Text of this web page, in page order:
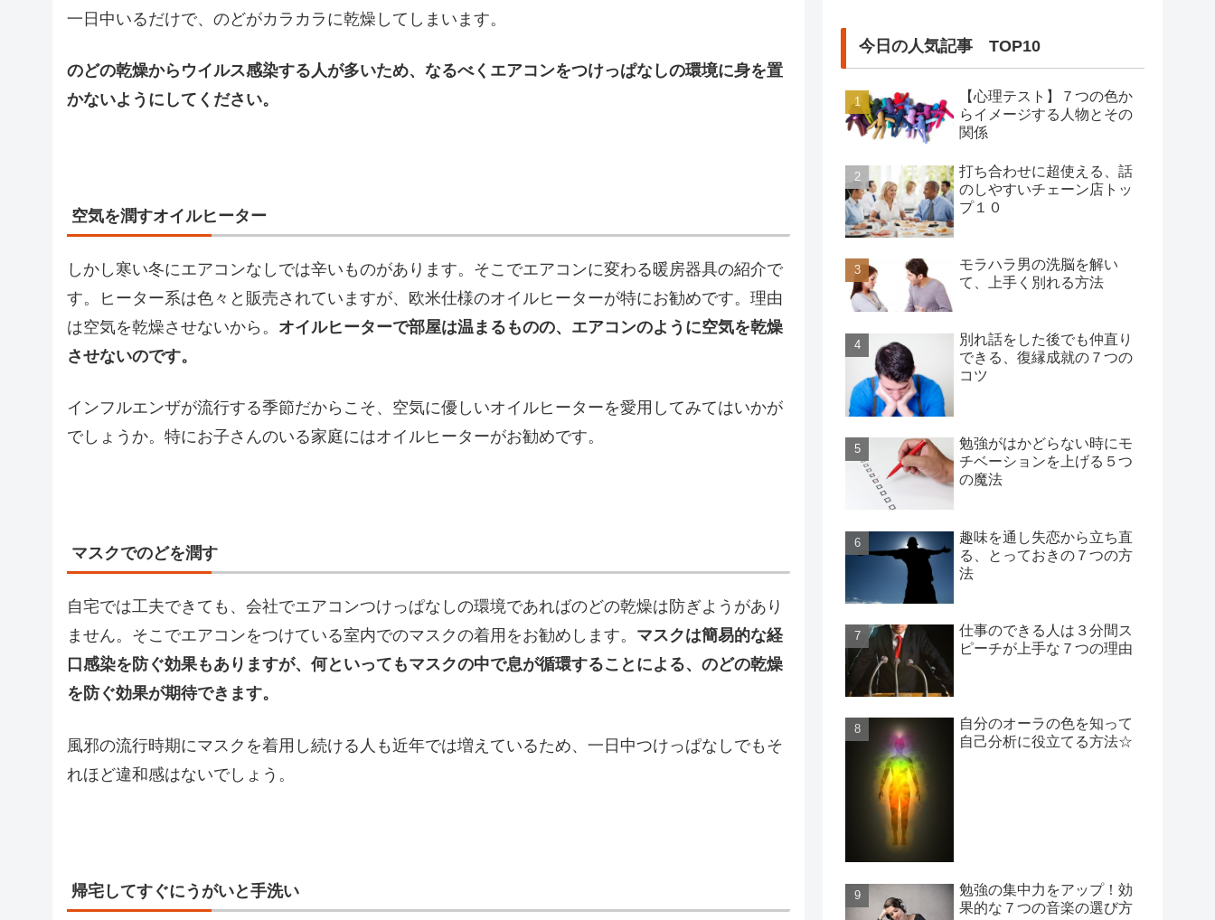
一日中いるだけで、のどがカラカラに乾燥してしまいます。
のどの乾燥からウイルス感染する人が多いため、なるべくエアコンをつけっぱなしの環境に身を置
かないようにしてください。
空気を潤すオイルヒーター
しかし寒い冬にエアコンなしでは辛いものがあります。そこでエアコンに変わる暖房器具の紹介で
す。ヒーター系は色々と販売されていますが、欧米仕様のオイルヒーターが特にお勧めです。理由
は空気を乾燥させないから。 オイルヒーターで部屋は温まるものの、エアコンのように空気を乾燥
させないのです。
インフルエンザが流行する季節だからこそ、空気に優しいオイルヒーターを愛用してみてはいかが
でしょうか。特にお子さんのいる家庭にはオイルヒーターがお勧めです。
マスクでのどを潤す
自宅では工夫できても、会社でエアコンつけっぱなしの環境であればのどの乾燥は防ぎようがあり
ません。そこでエアコンをつけている室内でのマスクの着用をお勧めします。 マスクは簡易的な経
口感染を防ぐ効果もありますが、何といってもマスクの中で息が循環することによる、のどの乾燥
を防ぐ効果が期待できます。
風邪の流行時期にマスクを着用し続ける人も近年では増えているため、一日中つけっぱなしでもそ
れほど違和感はないでしょう。
帰宅してすぐにうがいと手洗い
今日の人気記事 TOP10
【心理テスト】７つの色か
らイメージする人物とその
関係
打ち合わせに超使える、話
のしやすいチェーン店トッ
プ１０
モラハラ男の洗脳を解い
て、上手く別れる方法
別れ話をした後でも仲直り
できる、復縁成就の７つの
コツ
勉強がはかどらない時にモ
チベーションを上げる５つ
の魔法
趣味を通し失恋から立ち直
る、とっておきの７つの方
法
仕事のできる人は３分間ス
ピーチが上手な７つの理由
自分のオーラの色を知って
自己分析に役立てる方法☆
勉強の集中力をアップ！効
果的な７つの音楽の選び方